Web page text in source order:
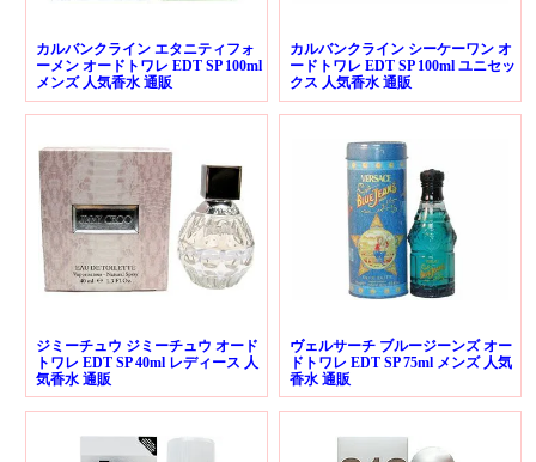
カルバンクライン エタニティフォ
ーメン オードトワレ EDT SP 100ml
メンズ 人気香水 通販
カルバンクライン シーケーワン オ
ードトワレ EDT SP 100ml ユニセッ
クス 人気香水 通販
ジミーチュウ ジミーチュウ オード
トワレ EDT SP 40ml レディース 人
気香水 通販
ヴェルサーチ ブルージーンズ オー
ドトワレ EDT SP 75ml メンズ 人気
香水 通販